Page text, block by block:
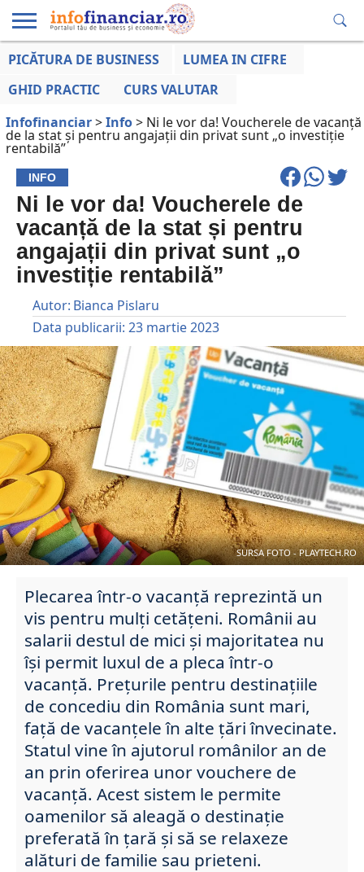
EDUCAȚIE
LA ZI
AFACERILOR
PICĂTURA DE BUSINESS
LUMEA IN CIFRE
GHID PRACTIC
CURS VALUTAR
Infofinanciar>Info> Ni le vor da! Voucherele de vacanță
de la stat și pentru angajații din privat sunt „o investiție
rentabilă”
INFO
Ni le vor da! Voucherele de
vacanță de la stat și pentru
angajații din privat sunt „o
investiție rentabilă”
Autor: Bianca Pislaru
Data publicarii: 23 martie 2023
SURSA FOTO - PLAYTECH.RO
Plecarea într-o vacanță reprezintă un
vis pentru mulți cetățeni. Românii au
salarii destul de mici și majoritatea nu
își permit luxul de a pleca într-o
vacanță. Prețurile pentru destinațiile
de concediu din România sunt mari,
față de vacanțele în alte țări învecinate.
Statul vine în ajutorul românilor an de
an prin oferirea unor vouchere de
vacanță. Acest sistem le permite
oamenilor să aleagă o destinație
preferată în țară și să se relaxeze
alături de familie sau prieteni.